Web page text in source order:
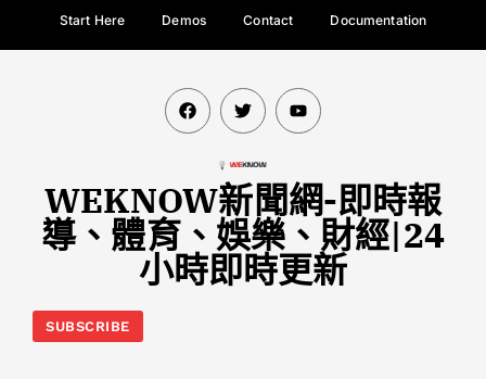
Start Here Demos Contact Documentation
WEKNOW新聞網-即時報
導、體育、娛樂、財經|24
小時即時更新
SUBSCRIBE